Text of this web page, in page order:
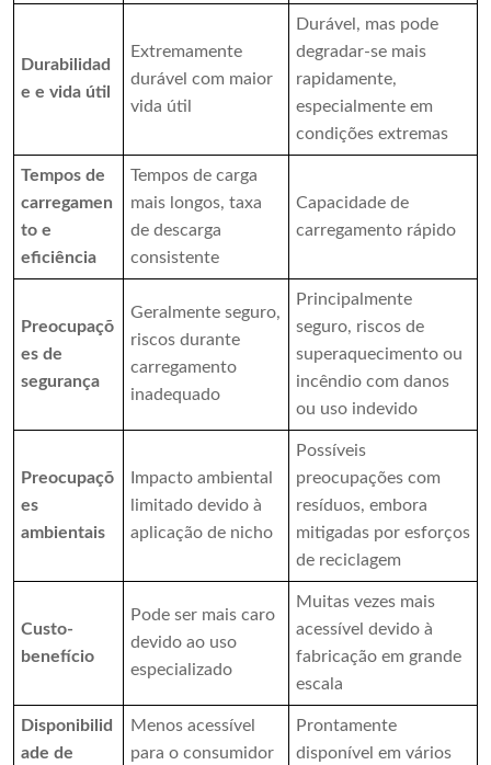
Durabilidad
e e vida útil
Extremamente
durável com maior
vida útil
Durável, mas pode
degradar-se mais
rapidamente,
especialmente em
condições extremas
Tempos de
carregamen
to e
eficiência
Tempos de carga
mais longos, taxa
de descarga
consistente
Capacidade de
carregamento rápido
Preocupaçõ
es de
segurança
Geralmente seguro,
riscos durante
carregamento
inadequado
Principalmente
seguro, riscos de
superaquecimento ou
incêndio com danos
ou uso indevido
Preocupaçõ
es
ambientais
Impacto ambiental
limitado devido à
aplicação de nicho
Possíveis
preocupações com
resíduos, embora
mitigadas por esforços
de reciclagem
Custo-
benefício
Pode ser mais caro
devido ao uso
especializado
Muitas vezes mais
acessível devido à
fabricação em grande
escala
Disponibilid
ade de
Menos acessível
para o consumidor
Prontamente
disponível em vários